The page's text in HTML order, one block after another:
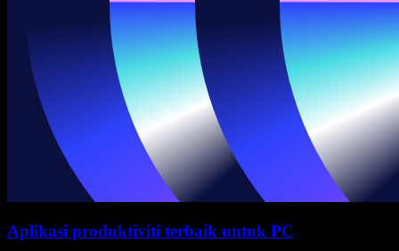
Aplikasi produktiviti terbaik untuk PC